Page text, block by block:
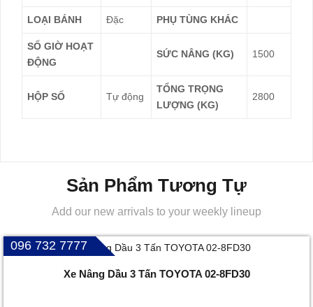
LOẠI BÁNH Đặc PHỤ TÙNG KHÁC
SỐ GIỜ HOẠT
ĐỘNG
SỨC NÂNG (KG) 1500
HỘP SỐ Tự động
TỔNG TRỌNG
LƯỢNG (KG)
2800
Sản Phẩm Tương Tự
Add our new arrivals to your weekly lineup
096 732 7777
Xe Nâng Dầu 3 Tấn TOYOTA 02-8FD30